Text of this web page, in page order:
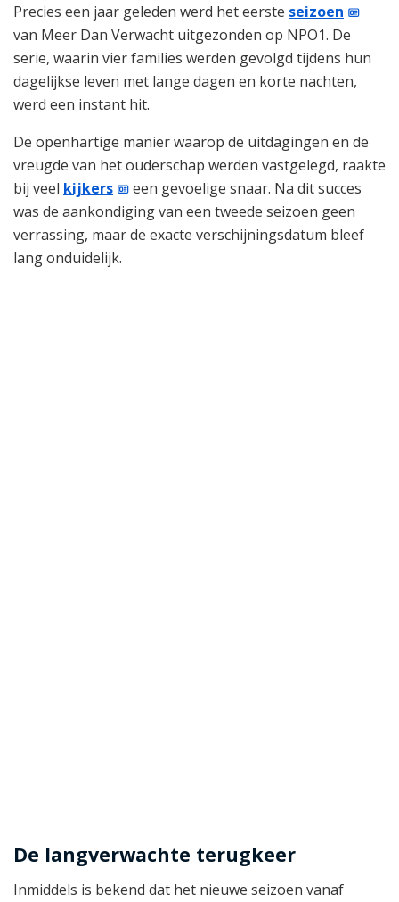
Precies een jaar geleden werd het eerste seizoen
van Meer Dan Verwacht uitgezonden op NPO1. De
serie, waarin vier families werden gevolgd tijdens hun
dagelijkse leven met lange dagen en korte nachten,
werd een instant hit.
De openhartige manier waarop de uitdagingen en de
vreugde van het ouderschap werden vastgelegd, raakte
bij veel kijkers
een gevoelige snaar. Na dit succes
was de aankondiging van een tweede seizoen geen
verrassing, maar de exacte verschijningsdatum bleef
lang onduidelijk.
De langverwachte terugkeer
Inmiddels is bekend dat het nieuwe seizoen vanaf